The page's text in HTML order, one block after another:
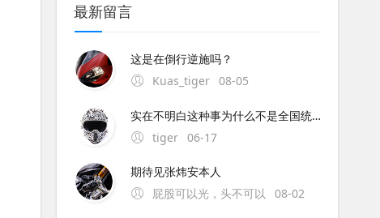
最新留言
这是在倒行逆施吗？
Kuas_tiger 08-05
实在不明白这种事为什么不是全国统一执行呢？中央与地方的权限这么混乱的吗？全国每个地方都不同规定,这是要独立造反吗？
tiger 06-17
期待见张炜安本人
屁股可以光，头不可以
08-02